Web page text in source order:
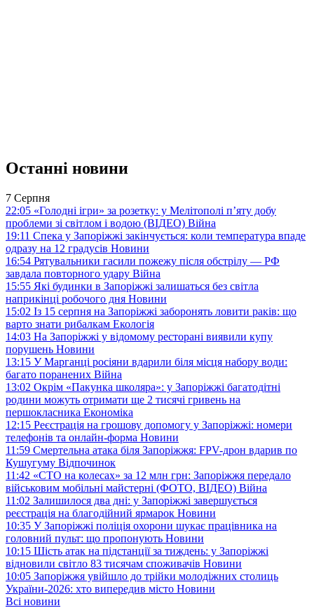
Останні новини
7 Серпня
22:05 «Голодні ігри» за розетку: у Мелітополі п’яту добу
проблеми зі світлом і водою (ВІДЕО) Війна
19:11 Спека у Запоріжжі закінчується: коли температура впаде
одразу на 12 градусів Новини
16:54 Рятувальники гасили пожежу після обстрілу — РФ
завдала повторного удару Війна
15:55 Які будинки в Запоріжжі залишаться без світла
наприкінці робочого дня Новини
15:02 Із 15 серпня на Запоріжжі заборонять ловити раків: що
варто знати рибалкам Екологія
14:03 На Запоріжжі у відомому ресторані виявили купу
порушень Новини
13:15 У Марганці росіяни вдарили біля місця набору води:
багато поранених Війна
13:02 Окрім «Пакунка школяра»: у Запоріжжі багатодітні
родини можуть отримати ще 2 тисячі гривень на
першокласника Економіка
12:15 Реєстрація на грошову допомогу у Запоріжжі: номери
телефонів та онлайн-форма Новини
11:59 Смертельна атака біля Запоріжжя: FPV-дрон вдарив по
Кушугуму Відпочинок
11:42 «СТО на колесах» за 12 млн грн: Запоріжжя передало
військовим мобільні майстерні (ФОТО, ВІДЕО) Війна
11:02 Залишилося два дні: у Запоріжжі завершується
реєстрація на благодійний ярмарок Новини
10:35 У Запоріжжі поліція охорони шукає працівника на
головний пульт: що пропонують Новини
10:15 Шість атак на підстанції за тиждень: у Запоріжжі
відновили світло 83 тисячам споживачів Новини
10:05 Запоріжжя увійшло до трійки молодіжних столиць
України-2026: хто випередив місто Новини
Всі новини